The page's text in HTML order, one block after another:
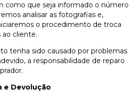
como que seja informado o número
analisar as fotografias e,
o procedimento de troca
ao cliente.
tenha sido causado por problemas
a responsabilidade de reparo
e Devolução